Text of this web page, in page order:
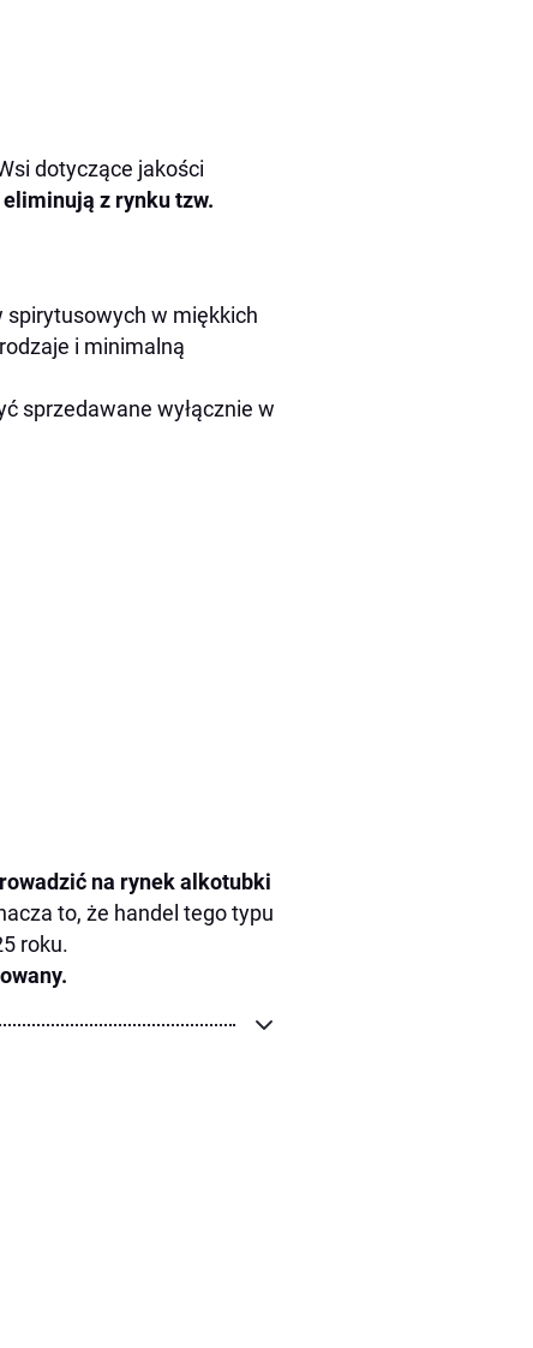
dotyczące jakości
eliminują z rynku tzw.
spirytusowych w miękkich
i minimalną
sprzedawane wyłącznie w
na rynek alkotubki
to, że handel tego typu
roku.